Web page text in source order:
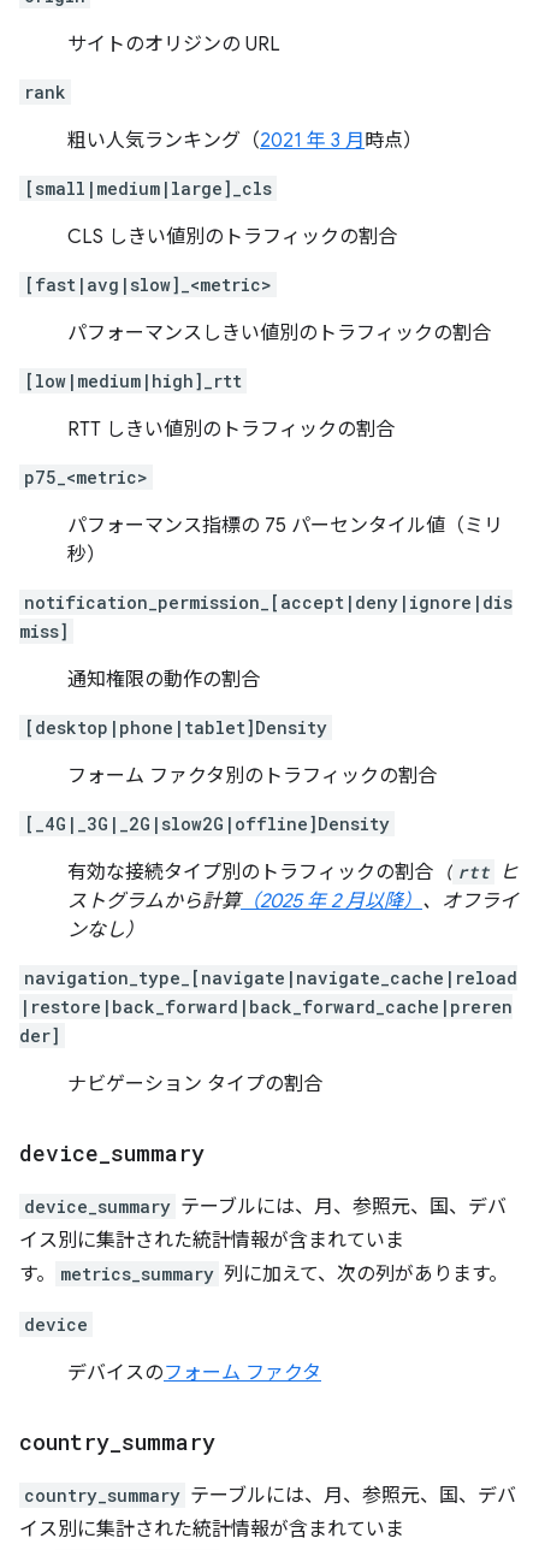
サイトのオリジンの URL
rank
粗い人気ランキング（2021 年 3 月時点）
[small|medium|large]_cls
CLS しきい値別のトラフィックの割合
[fast|avg|slow]_<metric>
パフォーマンスしきい値別のトラフィックの割合
[low|medium|high]_rtt
RTT しきい値別のトラフィックの割合
p75_<metric>
パフォーマンス指標の 75 パーセンタイル値（ミリ
秒）
notification_permission_[accept|deny|ignore|dis
miss]
通知権限の動作の割合
[desktop|phone|tablet]Density
フォーム ファクタ別のトラフィックの割合
[_4G|_3G|_2G|slow2G|offline]Density
有効な接続タイプ別のトラフィックの割合 （ rtt
ヒ
ストグラムから計算（2025 年 2 月以降） 、オフライ
ンなし）
navigation_type_[navigate|navigate_cache|reload
|restore|back_forward|back_forward_cache|preren
der]
ナビゲーション タイプの割合
device summary
device_summary テーブルには、月、参照元、国、デバ
イス別に集計された統計情報が含まれていま
す。
metrics_summary 列に加えて、次の列があります。
device
デバイスのフォーム ファクタ
country summary
country_summary テーブルには、月、参照元、国、デバ
イス別に集計された統計情報が含まれていま